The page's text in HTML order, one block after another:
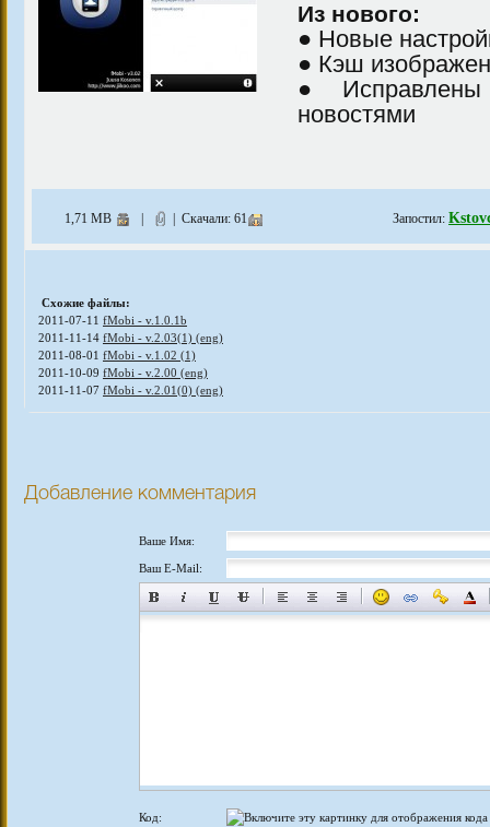
Из нового:
● Новые
● Кэш
● Исправлены
новостями
1,71 MB | Скачали: 61 Запостил:
Схожие файлы:
2011-07-11 fMobi - v.1.0.1b
2011-11-14 fMobi - v.2.03(1) (eng)
2011-08-01 fMobi - v.1.02 (1)
2011-10-09 fMobi - v.2.00 (eng)
2011-11-07 fMobi - v.2.01(0) (eng)
Добавление комментария
Ваше Имя:
Ваш E-Mail:
Код: